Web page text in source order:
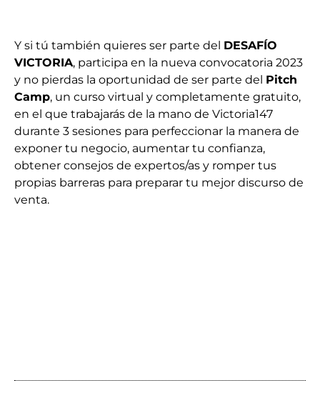
Y si tú también quieres ser parte del DESAFÍO
VICTORIA, participa en la nueva convocatoria 2023
y no pierdas la oportunidad de ser parte del Pitch
Camp, un curso virtual y completamente gratuito,
en el que trabajarás de la mano de Victoria147
durante 3 sesiones para perfeccionar la manera de
exponer tu negocio, aumentar tu confianza,
obtener consejos de expertos/as y romper tus
propias barreras para preparar tu mejor discurso de
venta.